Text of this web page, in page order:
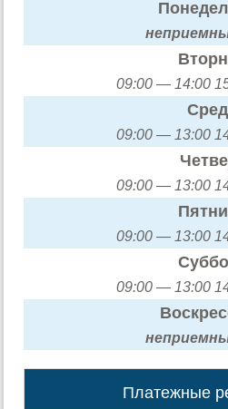
09:00 — 14:00
09:00 — 13:00
09:00 — 13:00
09:00 — 13:00
09:00 — 13:00
Платежные